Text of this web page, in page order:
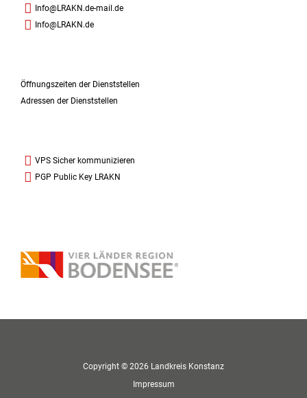
Info@LRAKN.de-mail.de
Info@LRAKN.de
Öffnungszeiten der Dienststellen
Adressen der Dienststellen
VPS Sicher kommunizieren
PGP Public Key LRAKN
Copyright © 2026 Landkreis Konstanz
Impressum